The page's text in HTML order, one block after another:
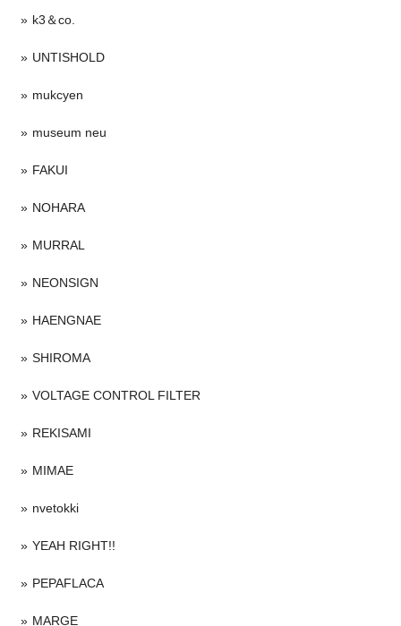
k3＆co.
UNTISHOLD
mukcyen
museum neu
FAKUI
NOHARA
MURRAL
NEONSIGN
HAENGNAE
SHIROMA
VOLTAGE CONTROL FILTER
REKISAMI
MIMAE
nvetokki
YEAH RIGHT!!
PEPAFLACA
MARGE